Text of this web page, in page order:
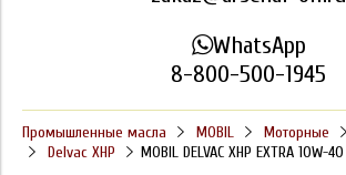
WhatsApp
8-800-500-1945
Промышленные масла MOBIL Моторные
Delvac XHP
MOBIL DELVAC XHP EXTRA 10W-40